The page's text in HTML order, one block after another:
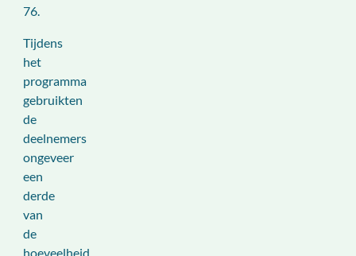
76.
Tijdens
het
programma
gebruikten
de
deelnemers
ongeveer
een
derde
van
de
hoeveelheid